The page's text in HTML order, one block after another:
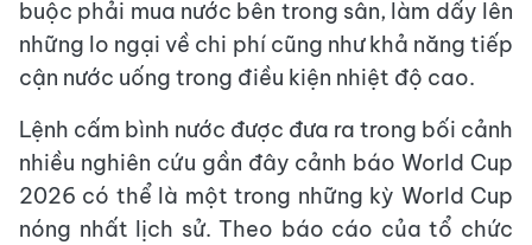
buộc phải mua nước bên trong sân, làm dấy lên
những lo ngại về chi phí cũng như khả năng tiếp
cận nước uống trong điều kiện nhiệt độ cao.
Lệnh cấm bình nước được đưa ra trong bối cảnh
nhiều nghiên cứu gần đây cảnh báo World Cup
2026 có thể là một trong những kỳ World Cup
nóng nhất lịch sử. Theo báo cáo của tổ chức